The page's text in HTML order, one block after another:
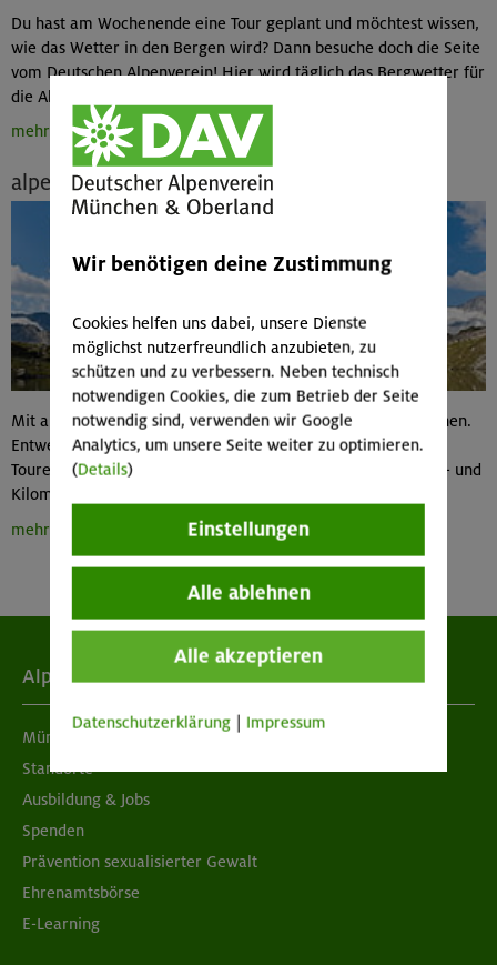
Du hast am Wochenende eine Tour geplant und möchtest wissen,
wie das Wetter in den Bergen wird? Dann besuche doch die Seite
vom Deutschen Alpenverein! Hier wird täglich das Bergwetter für
die Alpen aktualisiert.
mehr...
alpenvereinaktiv.com
Mit alpenvereinaktiv.com kannst du deine Touren online planen.
Entweder du wählst eine Tour aus dem vielseitigen
Tourenangebot, oder du planst deine eigene Tour mit Höhen- und
Kilometerangaben. Probier's einfach mal aus!
mehr...
Alpenverein
München & Oberland
Standorte
Ausbildung & Jobs
Spenden
Prävention sexualisierter Gewalt
Ehrenamtsbörse
E-Learning
Wir benötigen deine Zustimmung
Cookies helfen uns dabei, unsere Dienste
möglichst nutzerfreundlich anzubieten, zu
schützen und zu verbessern. Neben technisch
notwendigen Cookies, die zum Betrieb der Seite
notwendig sind, verwenden wir Google
Analytics, um unsere Seite weiter zu optimieren.
(Details)
Einstellungen
Alle ablehnen
Alle akzeptieren
Datenschutzerklärung Impressum